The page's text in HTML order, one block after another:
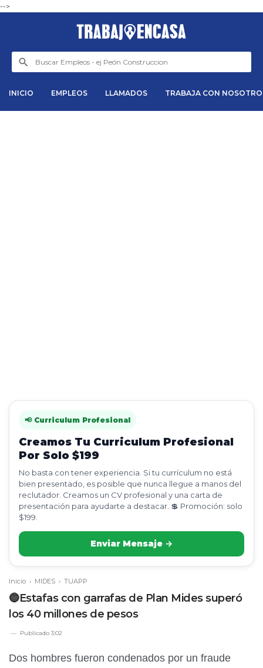
-->
INICIO EMPLEOS LLAMADOS TRABAJA CON
📢 Curriculum Profesional
Creamos Tu Curriculum Profesional
Por Solo $199
No basta con tener experiencia. Si tu currículum no está
bien presentado, es posible que nunca llegue a manos del
reclutador. Creamos un CV profesional y una carta de
presentación para ayudarte a destacar. 💲 Promoción: solo
$199.
Enviar Mensaje →
Inicio › MIDES › TUAPP
🔵Estafas con garrafas de Plan Mides superó
los 40 millones de pesos
Publicado 3:02
Dos hombres fueron condenados por un fraude